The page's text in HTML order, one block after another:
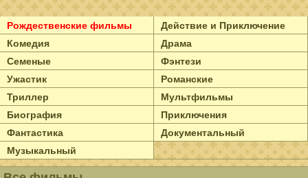
Рождественские фильмы
Действие и Приключение
Комедия
Драма
Семеные
Фэнтези
Ужастик
Романские
Триллер
Мультфильмы
Биография
Приключения
Фантастика
Документальный
Музыкальный